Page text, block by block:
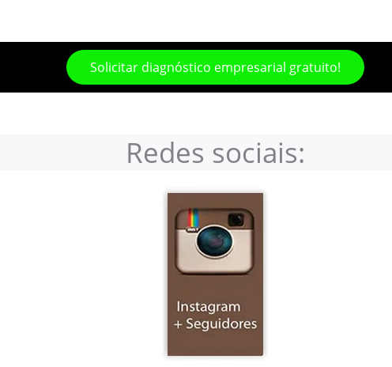
Solicitar diagnóstico empresarial gratuito!
Redes sociais: